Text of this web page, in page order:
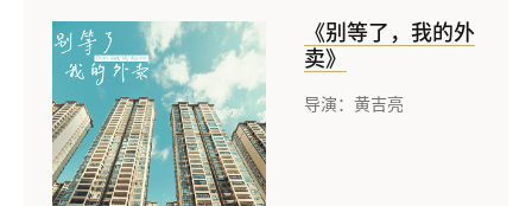
《别等了，我的外
卖》
导演：黄吉亮